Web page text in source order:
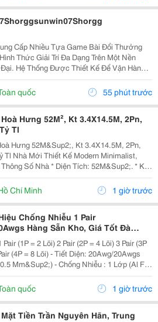
Cấp Nhiều Tựa Game Bài Đổi Thưởng
Thức Giải Trí Đa Dạng Trên Một Nền
Hệ Thống Được Thiết Kế Để Vận Hành
Cập Nhanh Và Tương Thích Với Nhiều
Cạnh Đó, Các Tính Năng Bảo Mật Cũng
quốc 55 phút trước
Hưng 52M², Kt 3.4X14.5M, 2Pn,
Tl
Hưng 52M&Sup2;, Kt 3.4X14.5M, 2Pn,
Tl Nhà Mới Thiết Kế Modern Minimalist,
Thông Số Nhà * Diện Tích: 52M&Sup2;. * Kt:
* Kết Cấu: 1 Trệt 1 Lầu. * Chủ Hỗ Trợ
Thêm 1 Phòng Ngủ Trước Khi Bàn...
Chí Minh 1 giờ trước
Chống Nhiễu 1 Pair
Hàng Sẵn Kho, Giá Tốt Đà
Pair (1P = 2 Lõi) 2 Pair (2P = 4 Lõi) 3 Pair (3P
- Tiết Diện: 20Awg/20Awgs
Mm&Sup2;) - Chống Nhiễu : 1 Lớp (Al Foil
Nhiễu (Al Foil + Lớp Lưới Chống Nhiễu) -
quốc 1 giờ trước
Tiền Trần Nguyên Hãn, Trung